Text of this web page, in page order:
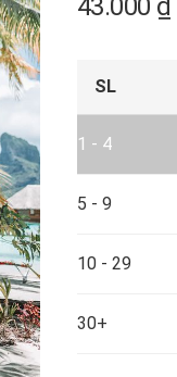
43.000 ₫
SL
1 - 4
5 - 9
10 - 29
30+